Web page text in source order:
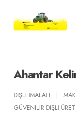
Ahantar
DIŞLI IMALATI |
GÜVENILIR DIŞLI